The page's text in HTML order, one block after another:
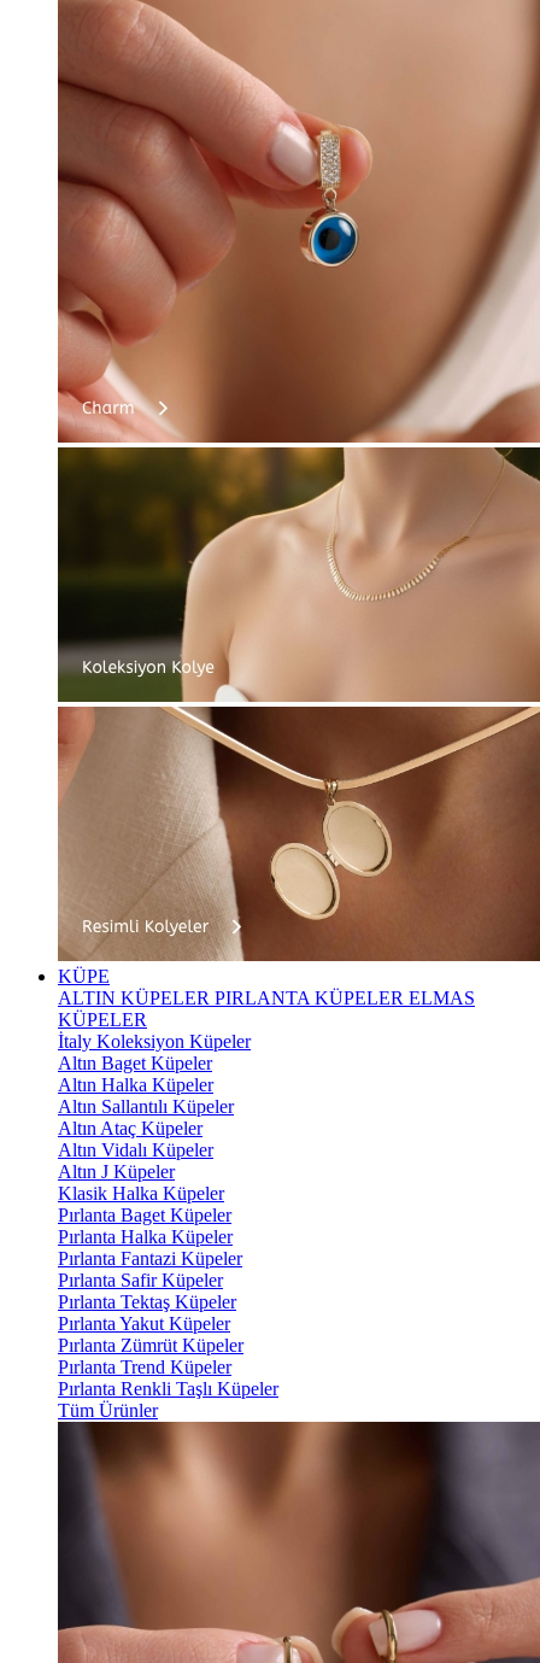
KÜPE
ALTIN KÜPELER PIRLANTA KÜPELER ELMAS
KÜPELER
İtaly Koleksiyon Küpeler
Altın Baget Küpeler
Altın Halka Küpeler
Altın Sallantılı Küpeler
Altın Ataç Küpeler
Altın Vidalı Küpeler
Altın J Küpeler
Klasik Halka Küpeler
Pırlanta Baget Küpeler
Pırlanta Halka Küpeler
Pırlanta Fantazi Küpeler
Pırlanta Safir Küpeler
Pırlanta Tektaş Küpeler
Pırlanta Yakut Küpeler
Pırlanta Zümrüt Küpeler
Pırlanta Trend Küpeler
Pırlanta Renkli Taşlı Küpeler
Tüm Ürünler